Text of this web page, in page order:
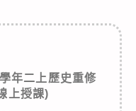
年二上歷史重修
上授課)